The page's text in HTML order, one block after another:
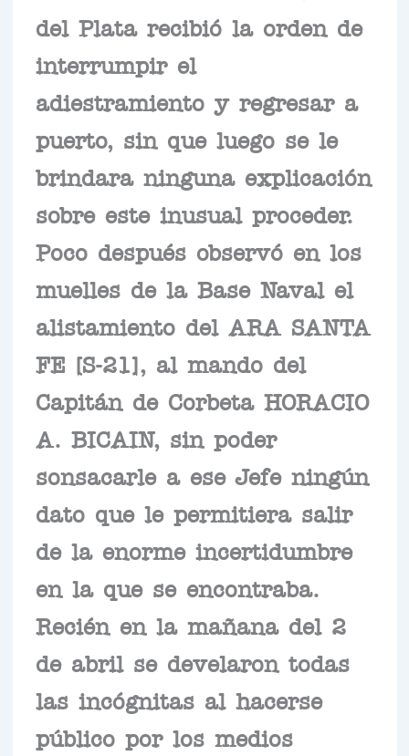
del Plata recibió la orden de
interrumpir el
adiestramiento y regresar a
puerto, sin que luego se le
brindara ninguna explicación
sobre este inusual proceder.
Poco después observó en los
muelles de la Base Naval el
alistamiento del ARA SANTA
FE [S-21], al mando del
Capitán de Corbeta HORACIO
A. BICAIN, sin poder
sonsacarle a ese Jefe ningún
dato que le permitiera salir
de la enorme incertidumbre
en la que se encontraba.
Recién en la mañana del 2
de abril se develaron todas
las incógnitas al hacerse
público por los medios